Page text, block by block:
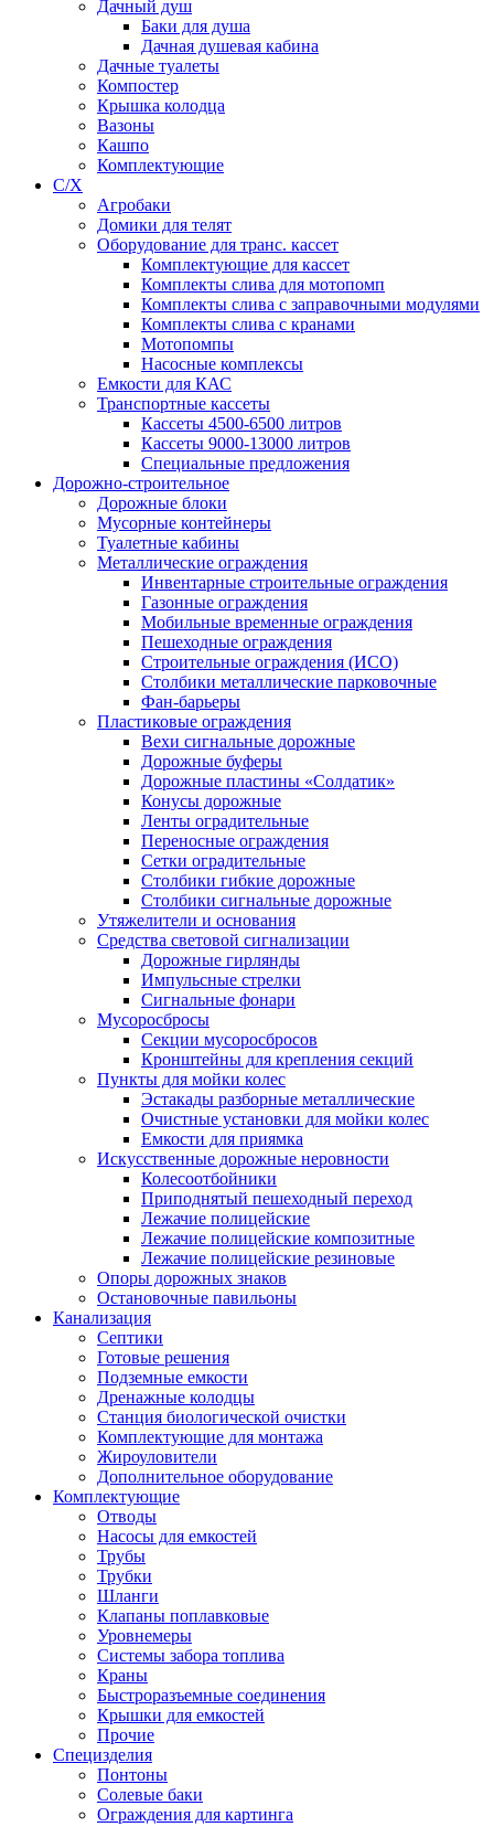
Дачный душ
Баки для душа
Дачная душевая кабина
Дачные туалеты
Компостер
Крышка колодца
Вазоны
Кашпо
Комплектующие
С/Х
Агробаки
Домики для телят
Оборудование для транс. кассет
Комплектующие для кассет
Комплекты слива для мотопомп
Комплекты слива с заправочными модулями
Комплекты слива с кранами
Мотопомпы
Насосные комплексы
Емкости для КАС
Транспортные кассеты
Кассеты 4500-6500 литров
Кассеты 9000-13000 литров
Специальные предложения
Дорожно-строительное
Дорожные блоки
Мусорные контейнеры
Туалетные кабины
Металлические ограждения
Инвентарные строительные ограждения
Газонные ограждения
Мобильные временные ограждения
Пешеходные ограждения
Строительные ограждения (ИСО)
Столбики металлические парковочные
Фан-барьеры
Пластиковые ограждения
Вехи сигнальные дорожные
Дорожные буферы
Дорожные пластины «Солдатик»
Конусы дорожные
Ленты оградительные
Переносные ограждения
Сетки оградительные
Столбики гибкие дорожные
Столбики сигнальные дорожные
Утяжелители и основания
Средства световой сигнализации
Дорожные гирлянды
Импульсные стрелки
Сигнальные фонари
Мусоросбросы
Секции мусоросбросов
Кронштейны для крепления секций
Пункты для мойки колес
Эстакады разборные металлические
Очистные установки для мойки колес
Емкости для приямка
Искусственные дорожные неровности
Колесоотбойники
Приподнятый пешеходный переход
Лежачие полицейские
Лежачие полицейские композитные
Лежачие полицейские резиновые
Опоры дорожных знаков
Остановочные павильоны
Канализация
Септики
Готовые решения
Подземные емкости
Дренажные колодцы
Станция биологической очистки
Комплектующие для монтажа
Жироуловители
Дополнительное оборудование
Комплектующие
Отводы
Насосы для емкостей
Трубы
Трубки
Шланги
Клапаны поплавковые
Уровнемеры
Системы забора топлива
Краны
Быстроразъемные соединения
Крышки для емкостей
Прочие
Специзделия
Понтоны
Солевые баки
Ограждения для картинга